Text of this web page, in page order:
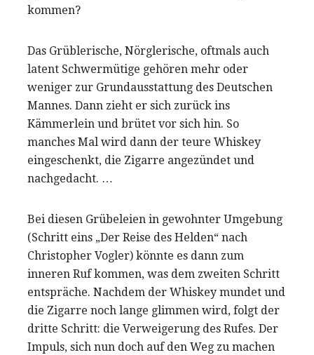
kommen?
Das Grüblerische, Nörglerische, oftmals auch
latent Schwermütige gehören mehr oder
weniger zur Grundausstattung des Deutschen
Mannes. Dann zieht er sich zurück ins
Kämmerlein und brütet vor sich hin. So
manches Mal wird dann der teure Whiskey
eingeschenkt, die Zigarre angezündet und
nachgedacht. …
Bei diesen Grübeleien in gewohnter Umgebung
(Schritt eins „Der Reise des Helden“ nach
Christopher Vogler) könnte es dann zum
inneren Ruf kommen, was dem zweiten Schritt
entspräche. Nachdem der Whiskey mundet und
die Zigarre noch lange glimmen wird, folgt der
dritte Schritt: die Verweigerung des Rufes. Der
Impuls, sich nun doch auf den Weg zu machen